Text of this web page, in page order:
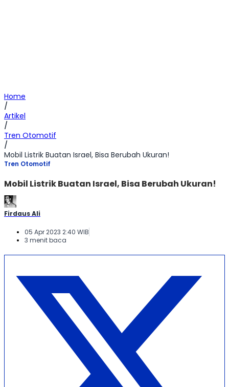
Home
/
Artikel
/
Tren Otomotif
/
Mobil Listrik Buatan Israel, Bisa Berubah Ukuran!
Tren Otomotif
Mobil Listrik Buatan Israel, Bisa Berubah Ukuran!
Firdaus Ali
05 Apr 2023 2:40 WIB
3 menit baca